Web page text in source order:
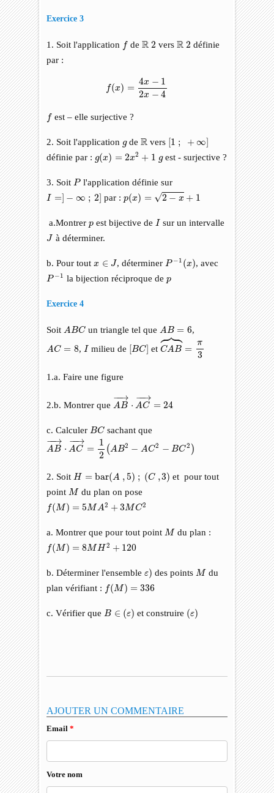
Exercice 3
1. Soit l'application f
f deR 2
R 2 versR 2
R 2 définie
par :
f(x) =
4x − 1
2x − 4
−1 −4
f
f est – elle surjective ?
2. Soit l'application g
gdeR
R vers [1 ; +∞]
[1 ∞
définie par : g(x) = 2x2 + 1
( ) x2 +1
g
gest - surjective ?
3. Soit P
P l'application définie sur
I =] − ∞ ; 2]
I= − par :p(x) = √2 − x + 1
( ) +1
a.Montrerp
p est bijective de II sur un intervalle
J
J à déterminer.
b. Pour toutx ∈ J
∈J , déterminer P −1 (x)
P− 1 (x , avec
P −1
P− 1 la bijection réciproque dep
p
Exercice 4
Soit ABC
A BC un triangle tel que AB = 6
A B= ,
AC = 8
A C= , I
Imilieu de [BC]
[BC] et 
CA B =
π
3
CAB =π
1.a. Faire une figure
2.b. Montrer que
−
−→
AB ⋅
−
−→
AC = 24
B C
c. Calculer BC
BC sachant que
−
−→
AB ⋅
−
−→
AC =
1
2
(AB2 − AC2 − BC2 )
B C = A
2. SoitH = bar(A ,5) ; (C ,3)
H= bar ,5) (C )
et pour tout
pointM
Mdu plan on pose
f(M) = 5MA2 +3MC2
f(M )= MA2+3MC2
a. Montrer que pour tout pointM
Mdu plan :
f(M) = 8MH 2 + 120
f(M )= MH2+120
b. Déterminer l'ensembleε)
) des pointsM
Mdu
plan vérifiant : f(M) = 336
f(M )= 336
c. Vérifier queB ∈ (ε)
B∈( ε et construire (ε)
( )
AJOUTER UN COMMENTAIRE
Email*
Votre nom